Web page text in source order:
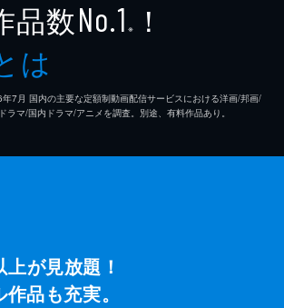
アンソニー・ウィリス
品数No.1 ※ ！
は
7⽉ 国内の主要な定額制動画配信サービスにおける洋画/邦画/
ラマ/国内ドラマ/アニメを調査。別途、有料作品あり。
上が見放題！
品も充実。